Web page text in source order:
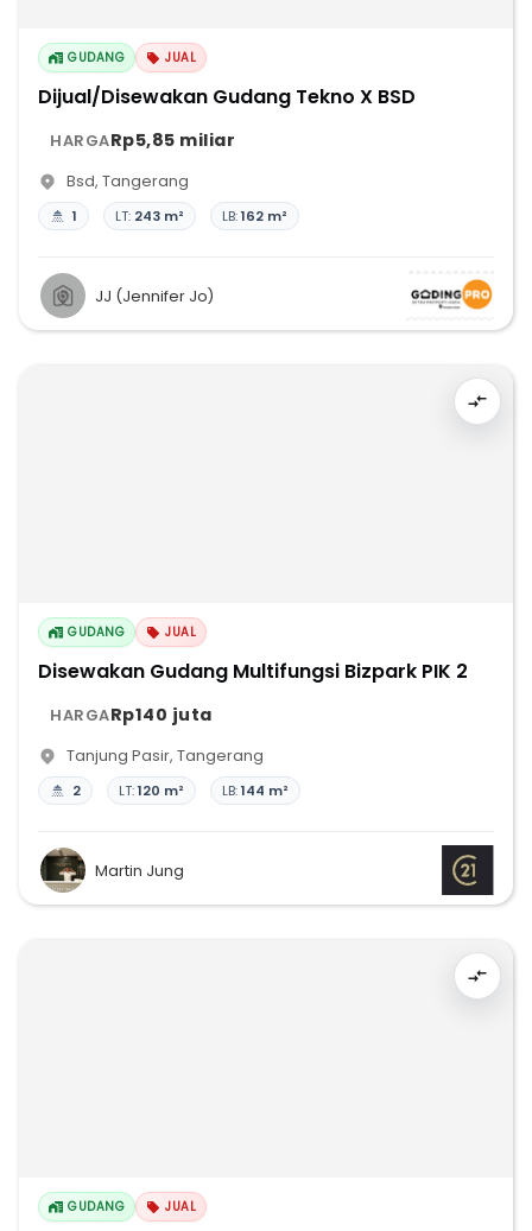
GUDANG JUAL
Dijual/Disewakan Gudang Tekno X BSD
HARGARp5,85 miliar
Bsd, Tangerang
1 LT: 243 m² LB:162 m²
JJ (Jennifer Jo)
GUDANG JUAL
Disewakan Gudang Multifungsi Bizpark PIK 2
HARGARp140 juta
Tanjung Pasir, Tangerang
2 LT:120 m² LB:144 m²
Martin Jung
GUDANG JUAL